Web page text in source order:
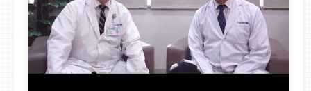
血意外發現異常。部分患
者僅有輕微疲倦，甚至完
全沒有不適，因此疾病可
能已潛伏一段時間而不自
知。🔺一張抽血報告，
年人，體內的血液約有
5,000毫升，其中一半是
水分，另一半是血球細胞
(白血球、紅血球、血小